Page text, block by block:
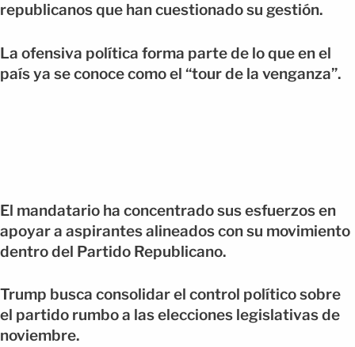
republicanos que han cuestionado su gestión.
La ofensiva política forma parte de lo que en el
país ya se conoce como el “tour de la venganza”.
El mandatario ha concentrado sus esfuerzos en
apoyar a aspirantes alineados con su movimiento
dentro del Partido Republicano.
Trump busca consolidar el control político sobre
el partido rumbo a las elecciones legislativas de
noviembre.